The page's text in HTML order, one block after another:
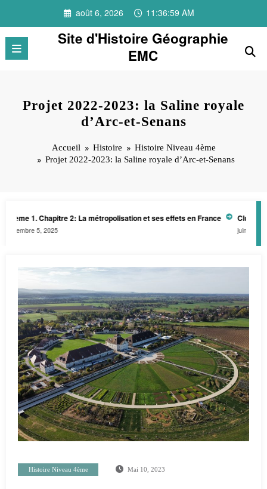
contenu
août 6, 2026 11:37:00 AM
Site d'Histoire Géographie
EMC
Projet 2022-2023: la Saline royale
d’Arc-et-Senans
Accueil Histoire
Histoire Niveau 4ème
Projet 2022-2023: la Saline royale d’Arc-et-Senans
1. Chapitre 2: La métropolisation et ses effets en France
5, 2025
Club
juin 27, 2024
Histoire Niveau 4ème Mai 10, 2023